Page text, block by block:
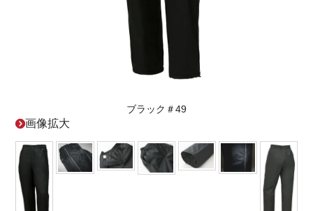
ブラック＃49
画像拡大